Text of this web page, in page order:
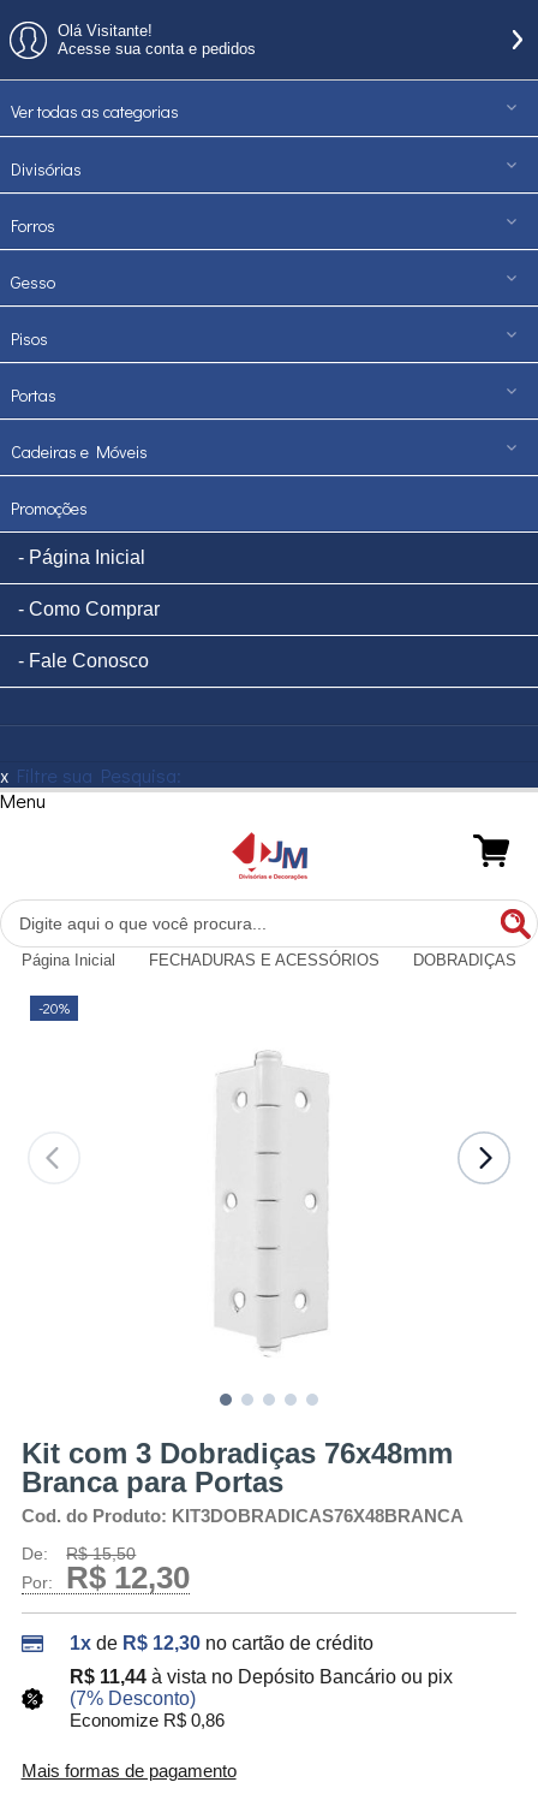
Olá Visitante!
Acesse sua conta e pedidos
Ver todas as categorias
Divisórias
Forros
Gesso
Pisos
Portas
Cadeiras e Móveis
Promoções
Página Inicial
Como Comprar
Fale Conosco
x Filtre sua Pesquisa:
Menu
Página Inicial FECHADURAS E ACESSÓRIOS DOBRADIÇAS
-20%
Kit com 3 Dobradiças 76x48mm
Branca para Portas
Cod. do Produto: KIT3DOBRADICAS76X48BRANCA
De:
R$ 15,50
Por:
R$ 12,30
1xde R$ 12,30 no cartão de crédito
R$ 11,44 à vista no Depósito Bancário ou pix
(7% Desconto)
Economize R$ 0,86
Mais formas de pagamento